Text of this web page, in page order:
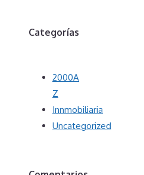
Categorías
2000A
Z
Innmobiliaria
Uncategorized